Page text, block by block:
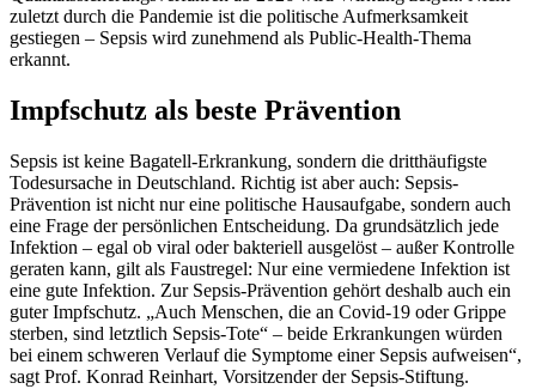
zuletzt durch die Pandemie ist die politische Aufmerksamkeit
gestiegen – Sepsis wird zunehmend als Public-Health-Thema
erkannt.
Impfschutz als beste Prävention
Sepsis ist keine Bagatell-Erkrankung, sondern die dritthäufigste
Todesursache in Deutschland. Richtig ist aber auch: Sepsis-
Prävention ist nicht nur eine politische Hausaufgabe, sondern auch
eine Frage der persönlichen Entscheidung. Da grundsätzlich jede
Infektion – egal ob viral oder bakteriell ausgelöst – außer Kontrolle
geraten kann, gilt als Faustregel: Nur eine vermiedene Infektion ist
eine gute Infektion. Zur Sepsis-Prävention gehört deshalb auch ein
guter Impfschutz. „Auch Menschen, die an Covid-19 oder Grippe
sterben, sind letztlich Sepsis-Tote“ – beide Erkrankungen würden
bei einem schweren Verlauf die Symptome einer Sepsis aufweisen“,
sagt Prof. Konrad Reinhart, Vorsitzender der Sepsis-Stiftung.